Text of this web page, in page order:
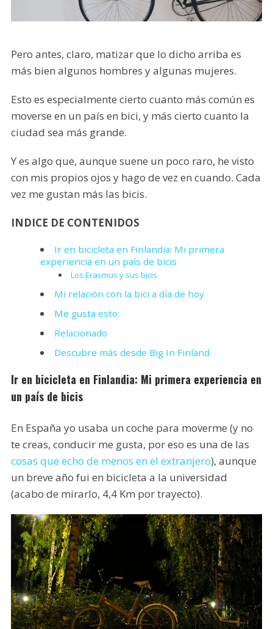
Pero antes, claro, matizar que lo dicho arriba es
más bien algunos hombres y algunas mujeres.
Esto es especialmente cierto cuanto más común es
moverse en un país en bici, y más cierto cuanto la
ciudad sea más grande.
Y es algo que, aunque suene un poco raro, he visto
con mis propios ojos y hago de vez en cuando. Cada
vez me gustan más las bicis.
INDICE DE CONTENIDOS
Ir en bicicleta en Finlandia: Mi primera
experiencia en un país de bicis
Los Erasmus y sus bicis
Mi relación con la bici a día de hoy
Me gusta esto:
Relacionado
Descubre más desde Big In Finland
Ir en bicicleta en Finlandia: Mi primera experiencia en
un país de bicis
En España yo usaba un coche para moverme (y no
te creas, conducir me gusta, por eso es una de las
cosas que echo de menos en el extranjero), aunque
un breve año fui en bicicleta a la universidad
(acabo de mirarlo, 4,4 Km por trayecto).